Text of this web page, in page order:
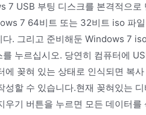
7 USB 부팅 디스크를 본격적으로
7 64비트 또는 32비트 iso 파
다. 그리고 준비해둔 Windows 7
를 누르십시오. 당연히 컴퓨터에
에 꽂혀 있는 상태로 인식되면 복
성할 수 있습니다.현재 꽂혀있는
우기 버튼을 누르면 모든 데이터